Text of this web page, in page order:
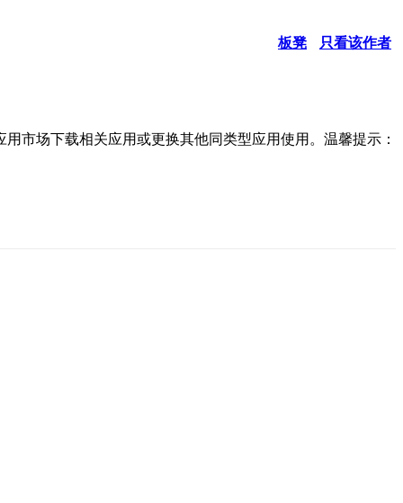
板凳 只看该作者
市场下载相关应用或更换其他同类型应用使用。温馨提示：